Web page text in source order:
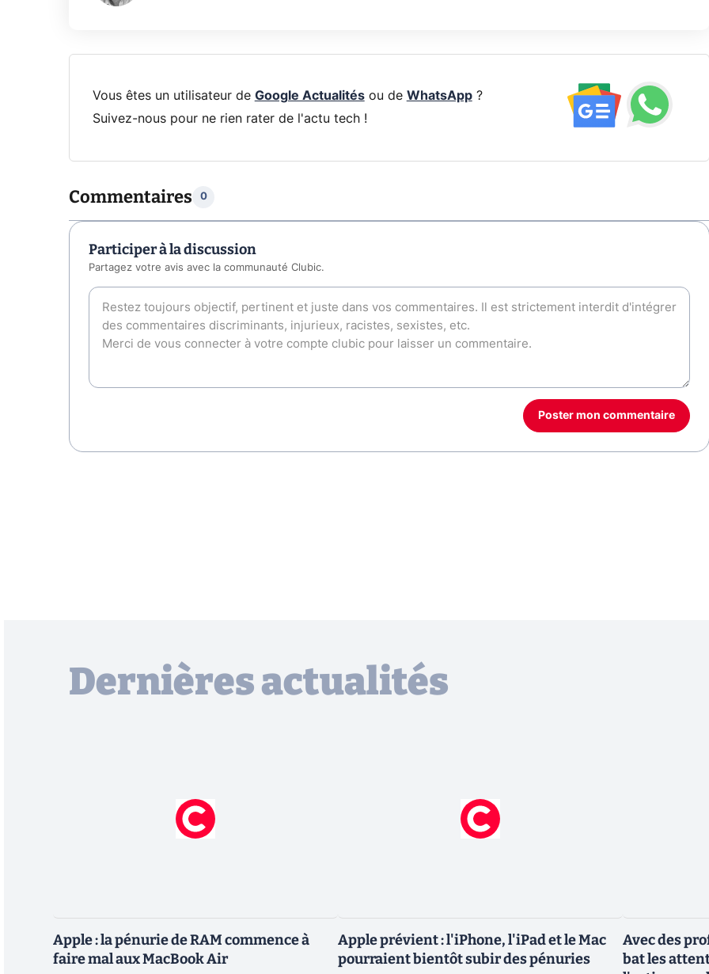
Vous êtes un utilisateur de Google Actualitésou de WhatsApp?
Suivez-nous pour ne rien rater de l'actu tech !
Commentaires 0
Participer à la discussion
Partagez votre avis avec la communauté Clubic.
Poster mon commentaire
Dernières actualités
Apple : la pénurie de RAM commence à
faire mal aux MacBook Air
Apple prévient : l'iPhone, l'iPad et le Mac
pourraient bientôt subir des pénuries
Avec des
bat les